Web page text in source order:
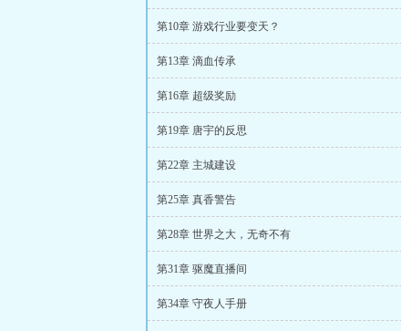
第10章 游戏行业要变天？
第13章 滴血传承
第16章 超级奖励
第19章 唐宇的反思
第22章 主城建设
第25章 真香警告
第28章 世界之大，无奇不有
第31章 驱魔直播间
第34章 守夜人手册